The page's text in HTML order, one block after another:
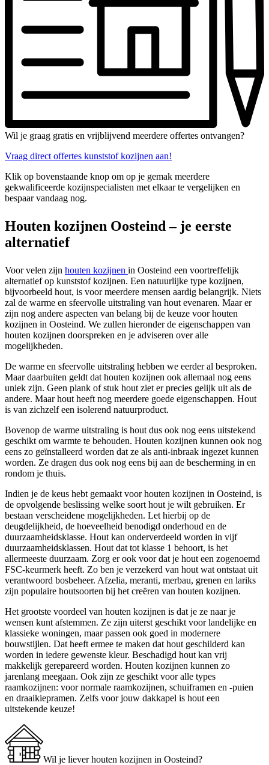
Wil je graag gratis en vrijblijvend meerdere offertes ontvangen?
Vraag direct offertes kunststof kozijnen aan!
Klik op bovenstaande knop om op je gemak meerdere
gekwalificeerde kozijnspecialisten met elkaar te vergelijken en
bespaar vandaag nog.
Houten kozijnen Oosteind – je eerste
alternatief
Voor velen zijn houten kozijnen in Oosteind een voortreffelijk
alternatief op kunststof kozijnen. Een natuurlijke type kozijnen,
bijvoorbeeld hout, is voor meerdere mensen aardig belangrijk. Niets
zal de warme en sfeervolle uitstraling van hout evenaren. Maar er
zijn nog andere aspecten van belang bij de keuze voor houten
kozijnen in Oosteind. We zullen hieronder de eigenschappen van
houten kozijnen doorspreken en je adviseren over alle
mogelijkheden.
De warme en sfeervolle uitstraling hebben we eerder al besproken.
Maar daarbuiten geldt dat houten kozijnen ook allemaal nog eens
uniek zijn. Geen plank of stuk hout ziet er precies gelijk uit als de
andere. Maar hout heeft nog meerdere goede eigenschappen. Hout
is van zichzelf een isolerend natuurproduct.
Bovenop de warme uitstraling is hout dus ook nog eens uitstekend
geschikt om warmte te behouden. Houten kozijnen kunnen ook nog
eens zo geïnstalleerd worden dat ze als anti-inbraak ingezet kunnen
worden. Ze dragen dus ook nog eens bij aan de bescherming in en
rondom je thuis.
Indien je de keus hebt gemaakt voor houten kozijnen in Oosteind, is
de opvolgende beslissing welke soort hout je wilt gebruiken. Er
bestaan verscheidene mogelijkheden. Let hierbij op de
deugdelijkheid, de hoeveelheid benodigd onderhoud en de
duurzaamheidsklasse. Hout kan onderverdeeld worden in vijf
duurzaamheidsklassen. Hout dat tot klasse 1 behoort, is het
allermeeste duurzaam. Zorg er ook voor dat je hout een zogenoemd
FSC-keurmerk heeft. Zo ben je verzekerd van hout wat ontstaat uit
verantwoord bosbeheer. Afzelia, meranti, merbau, grenen en lariks
zijn populaire houtsoorten bij het creëren van houten kozijnen.
Het grootste voordeel van houten kozijnen is dat je ze naar je
wensen kunt afstemmen. Ze zijn uiterst geschikt voor landelijke en
klassieke woningen, maar passen ook goed in modernere
bouwstijlen. Dat heeft ermee te maken dat hout geschilderd kan
worden in iedere gewenste kleur. Beschadigd hout kan vrij
makkelijk gerepareerd worden. Houten kozijnen kunnen zo
jarenlang meegaan. Ook zijn ze geschikt voor alle types
raamkozijnen: voor normale raamkozijnen, schuiframen en -puien
en draaikiepramen. Zelfs voor jouw dakkapel is hout een
uitstekende keuze!
Wil je liever houten kozijnen in Oosteind?